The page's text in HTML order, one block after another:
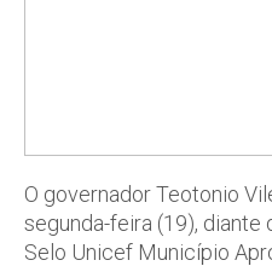
O governador Teotonio
segunda-feira (19), diante
Selo Unicef Município